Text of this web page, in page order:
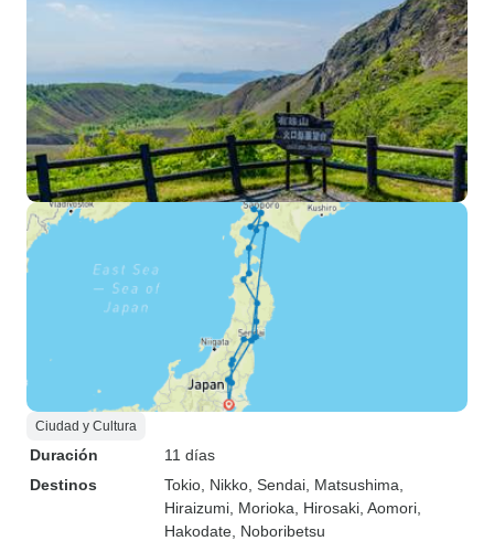
alegramos de
excursión y
experiencias por
era muy
encantado de
los problemas
camino, como
del grupo
Ciudad y Cultura
Duración
11 días
Destinos
Tokio , Nikko , Sendai , Matsushima
Hiraizumi , Morioka , Hirosaki , Aomori
Hakodate , Noboribetsu